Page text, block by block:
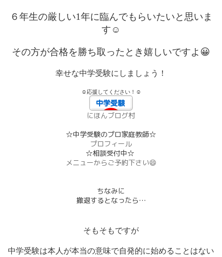
６年生の厳しい1年に臨んでもらいたいと思いま
す☺
その方が合格を勝ち取ったとき嬉しいですよ😀
幸せな中学受験にしましょう！
☺応援してください！☺
にほんブログ村
☆中学受験のプロ家庭教師☆
プロフィール
☆相談受付中☆
メニューからご予約下さい😄
ちなみに
撤退するとなったら…
そもそもですが
中学受験は本人が本当の意味で自発的に始めることはない